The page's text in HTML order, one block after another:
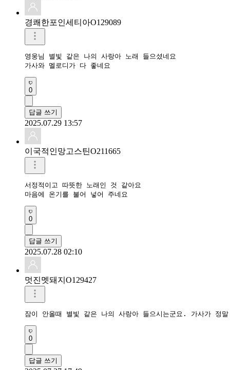
경쾌한포인세티아O129089
영웅님 별빛 같은 나의 사랑아 노래 들으셨네요
가사와 멜로디가 다 좋네요
0
답글 쓰기
2025.07.29 13:57
이국적인망고스틴O211665
서정적이고 따뜻한 노래인 것 같아요
마음에 온기를 불어 넣어 주네요
0
답글 쓰기
2025.07.28 02:10
멋진멧돼지O129427
잠이 안올때 별빛 같은 나의 사랑아 들으시는군요. 가사가 정
0
답글 쓰기